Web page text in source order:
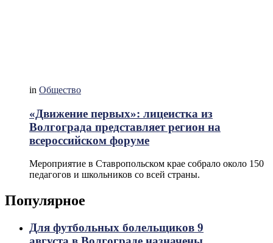
in Общество
«Движение первых»: лицеистка из
Волгограда представляет регион на
всероссийском форуме
Мероприятие в Ставропольском крае собрало около 150
педагогов и школьников со всей страны.
Популярное
Для футбольных болельщиков 9